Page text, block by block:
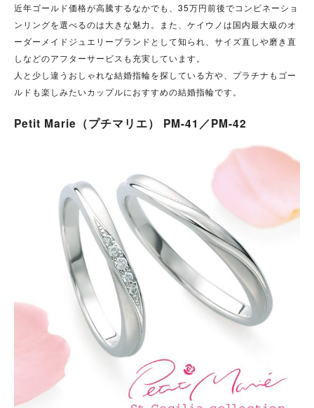
近年ゴールド価格が高騰するなかでも、35万円前後でコンビネーショ
ンリングを選べるのは大きな魅力。また、ケイウノは国内最大級のオ
ーダーメイドジュエリーブランドとして知られ、サイズ直しや磨き直
しなどのアフターサービスも充実しています。
人と少し違うおしゃれな結婚指輪を探している方や、プラチナもゴー
ルドも楽しみたいカップルにおすすめの結婚指輪です。
Petit Marie（プチマリエ） PM-41／PM-42